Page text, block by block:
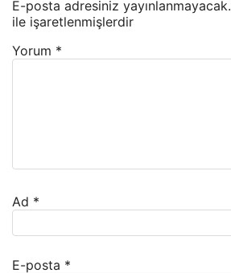
E-posta adresiniz yayınlanmayacak.
ile işaretlenmişlerdir
Yorum *
Ad *
E-posta *